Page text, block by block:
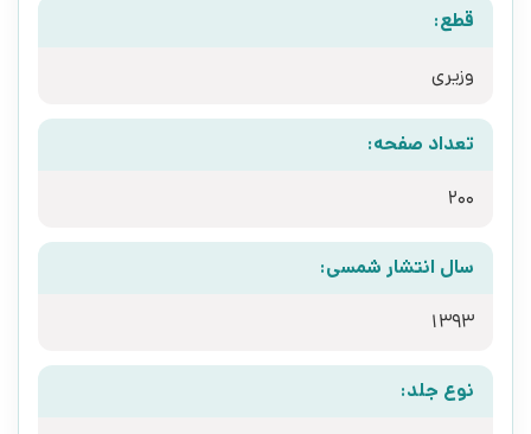
قطع:
وزیری
تعداد صفحه:
200
سال انتشار شمسی:
1393
نوع جلد: